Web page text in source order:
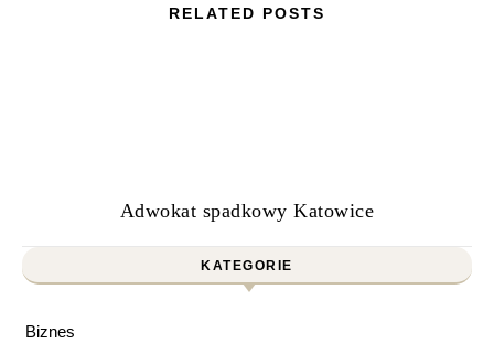
RELATED POSTS
Adwokat spadkowy Katowice
KATEGORIE
Biznes